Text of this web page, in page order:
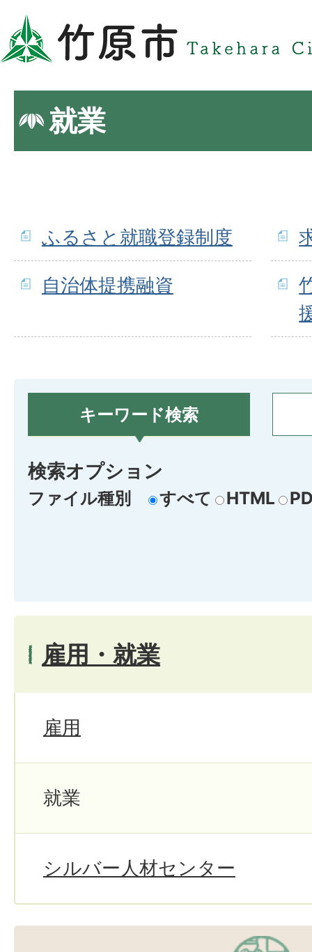
就業
ふるさと就職登録制度
自治体提携融資
キーワード検索
検索オプション
ファイル種別 すべて HTML
雇用・就業
雇用
就業
シルバー人材センター